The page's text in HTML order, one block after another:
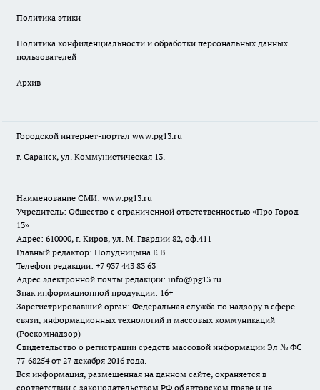
Политика этики
Политика конфиденциальности и обработки персональных данных
пользователей
Архив
Городской интернет-портал www.pg13.ru
г. Саранск, ул. Коммунистическая 13.
Наименование СМИ: www.pg13.ru
Учредитель: Общество с ограниченной ответственностью «Про Город
13»
Адрес: 610000, г. Киров, ул. М. Гвардии 82, оф.411
Главный редактор: Полудницына Е.В.
Телефон редакции: +7 937 443 83 63
Адрес электронной почты редакции: info@pg13.ru
Знак информационной продукции: 16+
Зарегистрировавший орган: Федеральная служба по надзору в сфере
связи, информационных технологий и массовых коммуникаций
(Роскомнадзор)
Свидетельство о регистрации средств массовой информации Эл № ФС
77-68254 от 27 декабря 2016 года.
Вся информация, размещенная на данном сайте, охраняется в
соответствии с законодательством РФ об авторском праве и не